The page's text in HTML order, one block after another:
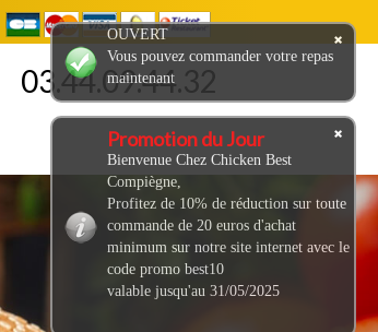
03.44.09.44.32
OUVERT
Vous pouvez commander votre repas
maintenant
Promotion du Jour
Bienvenue Chez Chicken Best
Compiègne,
Profitez de 10% de réduction sur toute
commande de 20 euros d'achat
minimum sur notre site internet avec le
code promo best10
valable jusqu'au 31/05/2025